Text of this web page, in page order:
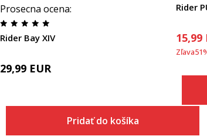
Prosecna ocena:
Rider Bay XIV
29,99 EUR
Pridať do košíka
Rider
15,99
Zľava51